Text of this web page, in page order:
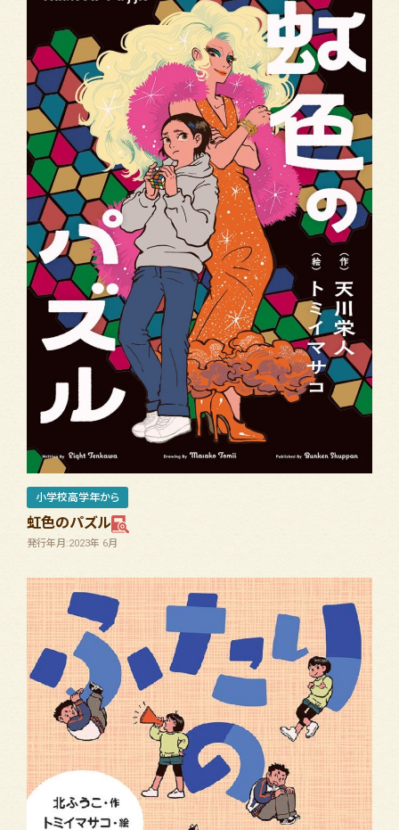
小学校高学年から
虹色のパズル
発行年月:2023年 6月